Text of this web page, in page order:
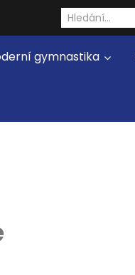
gymnastika